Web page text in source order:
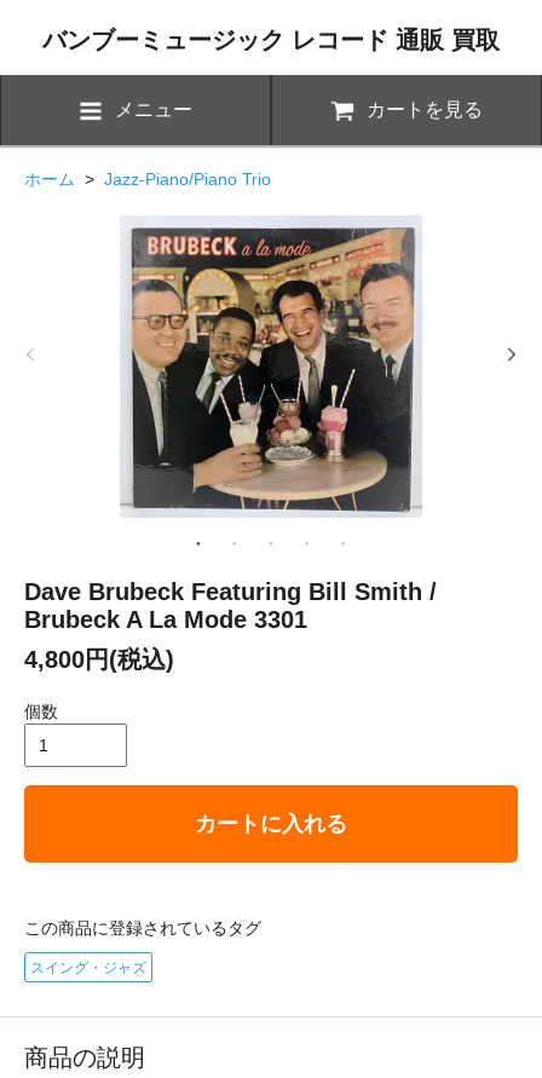
バンブーミュージック レコード 通販 買取
メニュー カートを見る
ホーム > Jazz-Piano/Piano Trio
Dave Brubeck Featuring Bill Smith /
Brubeck A La Mode 3301
4,800円(税込)
個数
カートに入れる
この商品に登録されているタグ
スイング・ジャズ
商品の説明